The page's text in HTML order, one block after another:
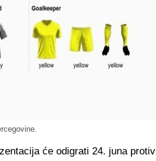
će odigrati 24. juna protiv